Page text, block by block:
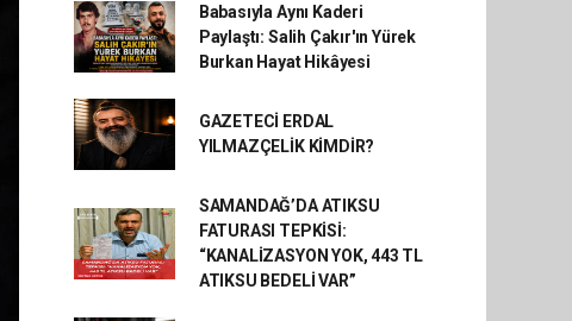
Babasıyla Aynı Kaderi
Paylaştı: Salih Çakır'ın Yürek
Burkan Hayat Hikâyesi
GAZETECİ ERDAL
YILMAZÇELİK KİMDİR?
SAMANDAĞ’DA ATIKSU
FATURASI TEPKİSİ:
“KANALİZASYON YOK, 443 TL
ATIKSU BEDELİ VAR”